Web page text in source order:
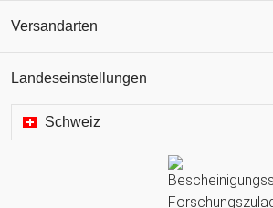
Versandarten
Landeseinstellungen
Schweiz